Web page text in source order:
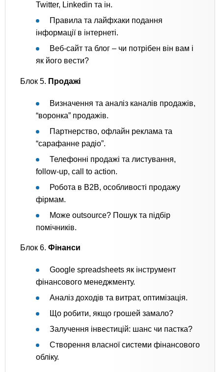
Twitter, Linkedin та ін.
Правила та лайфхаки подання
інформації в інтернеті.
Веб-сайт та блог – чи потрібен він вам і
як його вести?
Блок 5. Продажі
Визначення та аналіз каналів продажів,
“воронка” продажів.
Партнерство, офлайн реклама та
“сарафанне радіо”.
Телефонні продажі та листування,
follow-up, call to action.
Робота в B2B, особливості продажу
фірмам.
Може outsource? Пошук та підбір
помічників.
Блок 6. Фінанси
Google spreadsheets як інструмент
фінансового менеджменту.
Аналіз доходів та витрат, оптимізація.
Що робити, якщо грошей замало?
Залучення інвестицій: шанс чи пастка?
Створення власної системи фінансового
обліку.